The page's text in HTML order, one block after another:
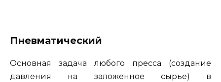
Пневматический
Основная задача любого пресса (создание
давления на заложенное сырье) в